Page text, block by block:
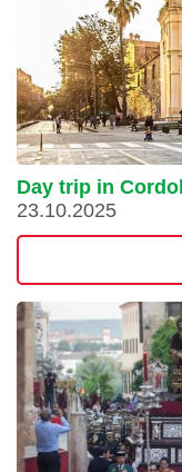
Day trip in
23.10.2025